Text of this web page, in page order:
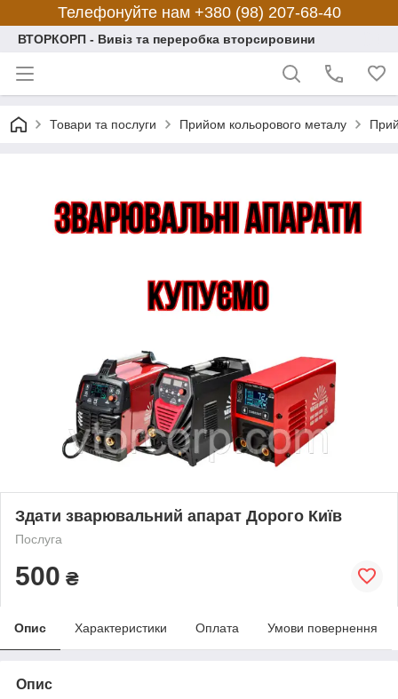
Телефонуйте нам +380 (98) 207-68-40
ВТОРКОРП - Вивіз та переробка вторсировини
Товари та послуги Прийом кольорового металу
Здати зварювальний апарат Дорого Київ
Послуга
500 ₴
Опис Характеристики Оплата Умови повернення
Опис